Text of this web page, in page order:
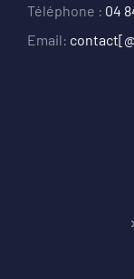
Téléphone : 04
Email: